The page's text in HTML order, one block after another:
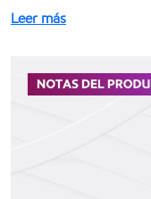
Leer más